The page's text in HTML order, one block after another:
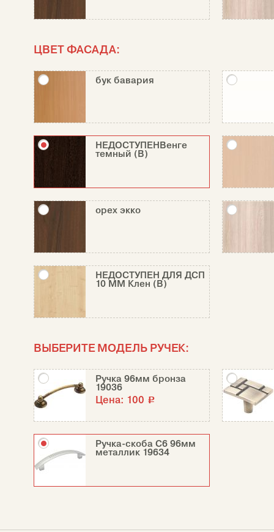
ЦВЕТ ФАСАДА:
бук бавария
НЕДОСТУПЕНВенге
темный (В)
орех экко
НЕДОСТУПЕН ДЛЯ ДСП
10 ММ Клен (В)
ВЫБЕРИТЕ МОДЕЛЬ РУЧЕК:
Ручка 96мм бронза
19036
Цена: 100 c
Ручка-скоба С6 96мм
металлик 19634